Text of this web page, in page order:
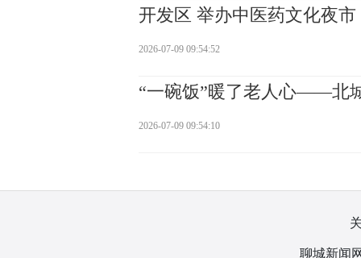
开发区 举办中医药文化夜市
2026-07-09 09:54:52
“一碗饭”暖了老人心——北
2026-07-09 09:54:10
聊城新闻